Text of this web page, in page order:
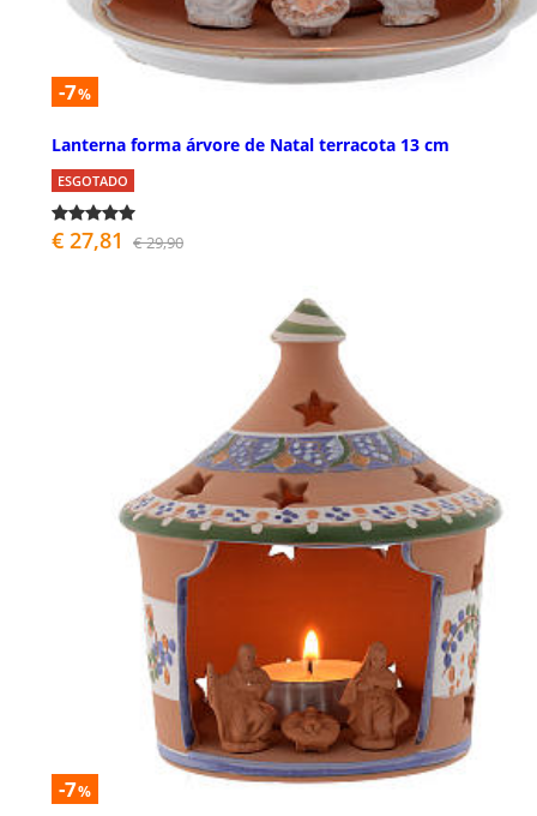
-7%
Lanterna forma árvore de Natal terracota 13 cm
ESGOTADO
€ 27,81 € 29,90
-7%